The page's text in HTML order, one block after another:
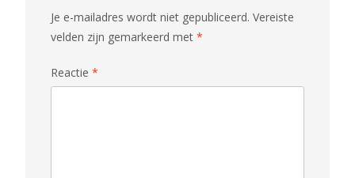
Je e-mailadres wordt niet gepubliceerd. Vereiste
velden zijn gemarkeerd met *
Reactie *